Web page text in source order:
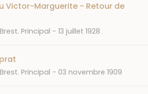
Victor-Marguerite - Retour de
Principal DATE
13 juillet 1928
Principal DATE
03 novembre 1909